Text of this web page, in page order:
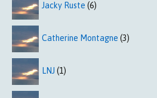
Jacky Ruste (6)
Catherine Montagne (3)
LNJ (1)